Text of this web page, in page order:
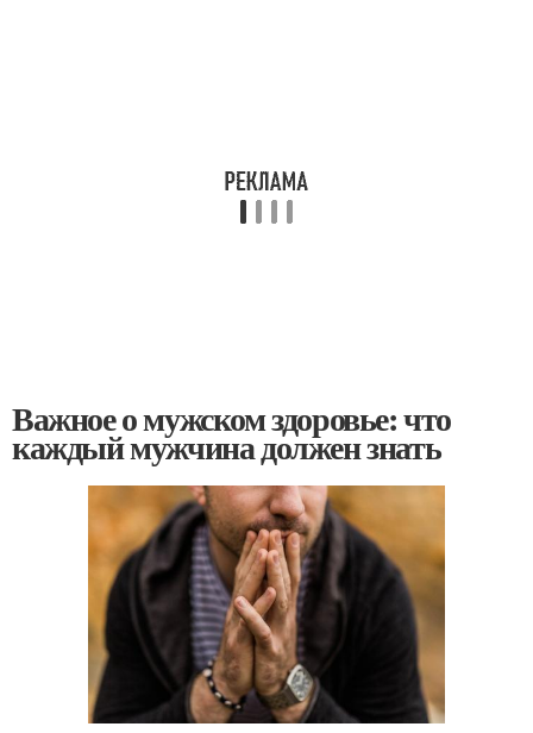
Важное о мужском здоровье: что
каждый мужчина должен знать